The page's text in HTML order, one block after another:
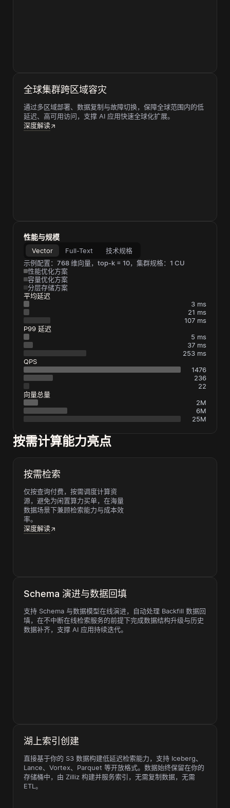
全球集群跨区域容灾
通过多区域部署、数据复制与故障切换，保障全球范围内的低
延迟、高可用访问，支撑 AI 应用快速全球化扩展。
深度解读
性能与规模
Vector Full-Text
技术规格
示例配置：768 维向量，top-k = 10，集群规格：1 CU
性能优化方案
容量优化方案
分层存储方案
平均延迟
3 ms
21 ms
107 ms
P99 延迟
5 ms
37 ms
253 ms
QPS
1476
236
22
向量总量
2M
6M
25M
按需计算能力亮点
按需检索
仅按查询付费，按需调度计算资
源，避免为闲置算力买单，在海量
数据场景下兼顾检索能力与成本效
率。
深度解读
Schema 演进与数据回填
支持 Schema 与数据模型在线演进，自动处理 Backfill 数据回
填，在不中断在线检索服务的前提下完成数据结构升级与历史
数据补齐，支撑 AI 应用持续迭代。
湖上索引创建
直接基于你的 S3 数据构建低延迟检索能力，支持 Iceberg、
Lance、Vortex、Parquet 等开放格式。数据始终保留在你的
存储桶中，由 Zilliz 构建并服务索引，无需复制数据，无需
ETL。